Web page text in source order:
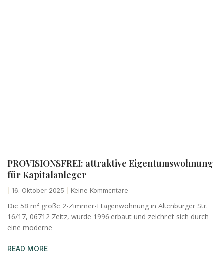
PROVISIONSFREI: attraktive Eigentumswohnung
für Kapitalanleger
16. Oktober 2025 Keine Kommentare
Die 58 m² große 2-Zimmer-Etagenwohnung in Altenburger Str.
16/17, 06712 Zeitz, wurde 1996 erbaut und zeichnet sich durch
eine moderne
READ MORE